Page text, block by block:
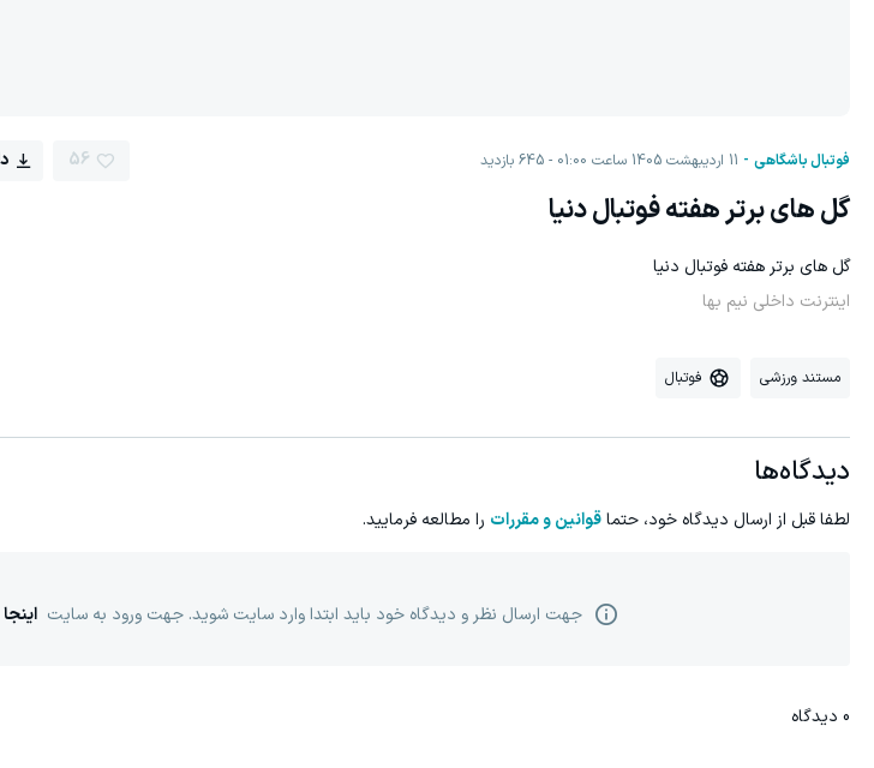
فوتبال باشگاهی 11 اردیبهشت 1405 ساعت 01:00 645 بازدید 56
گل های برتر هفته فوتبال دنیا
گل های برتر هفته فوتبال دنیا
اینترنت داخلی نیم بها
مستند ورزشی فوتبال
دیدگاه‌ها
لطفا قبل از ارسال دیدگاه خود، حتماقوانین و مقررات را مطالعه فرمایید.
جهت ارسال نظر و دیدگاه خود باید ابتدا وارد سایت شوید. جهت ورود به سایت اینجا
0 دیدگاه